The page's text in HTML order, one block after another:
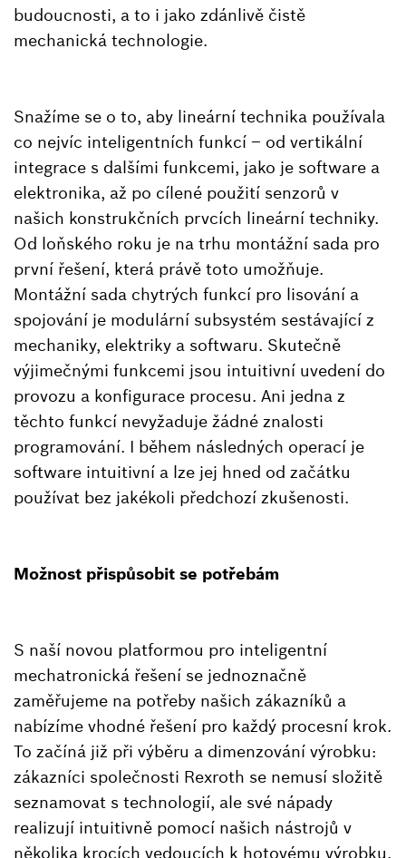
budoucnosti, a to i jako zdánlivě čistě
mechanická technologie.
Snažíme se o to, aby lineární technika používala
co nejvíc inteligentních funkcí – od vertikální
integrace s dalšími funkcemi, jako je software a
elektronika, až po cílené použití senzorů v
našich konstrukčních prvcích lineární techniky.
Od loňského roku je na trhu montážní sada pro
první řešení, která právě toto umožňuje.
Montážní sada chytrých funkcí pro lisování a
spojování je modulární subsystém sestávající z
mechaniky, elektriky a softwaru. Skutečně
výjimečnými funkcemi jsou intuitivní uvedení do
provozu a konfigurace procesu. Ani jedna z
těchto funkcí nevyžaduje žádné znalosti
programování. I během následných operací je
software intuitivní a lze jej hned od začátku
používat bez jakékoli předchozí zkušenosti.
Možnost přispůsobit se potřebám
S naší novou platformou pro inteligentní
mechatronická řešení se jednoznačně
zaměřujeme na potřeby našich zákazníků a
nabízíme vhodné řešení pro každý procesní krok.
To začíná již při výběru a dimenzování výrobku:
zákazníci společnosti Rexroth se nemusí složitě
seznamovat s technologií, ale své nápady
realizují intuitivně pomocí našich nástrojů v
několika krocích vedoucích k hotovému výrobku.